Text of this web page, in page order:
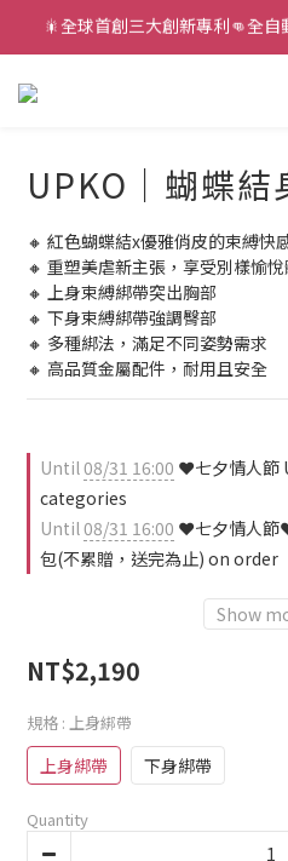
新款智能炮機👍小
新款智能炮機👍小
全球首款男性氣流式震動器✨全
新款智能炮機👍
UPKO｜蝴蝶結
🔸 紅色蝴蝶結x優雅俏皮的束縛快
🔸 重塑美虐新主張，享受別樣愉
🔸 上身束縛綁帶突出胸部
🔸 下身束縛綁帶強調臀部
🔸 多種綁法，滿足不同姿勢需求
🔸 高品質金屬配件，耐用且安全
Until08/31 16:00 ❤️七夕情人節
categories
Until08/31 16:00 ❤️七夕情人節
包(不累贈，送完為止) on order
Show
NT$2,190
規格 : 上身綁帶
上身綁帶 下身綁帶
Quantity